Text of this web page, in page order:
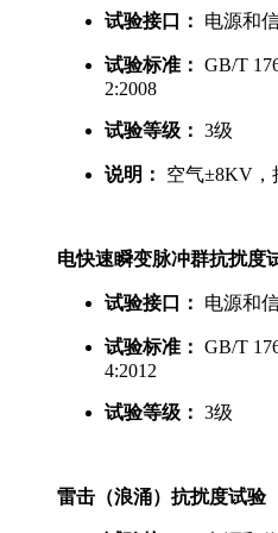
试验接口： 电源和
试验标准： GB/T
2:2008
试验等级： 3级
说明： 空气±8KV，
电快速瞬变脉冲群抗扰度
试验接口： 电源和
试验标准： GB/T
4:2012
试验等级： 3级
雷击（浪涌）抗扰度试验